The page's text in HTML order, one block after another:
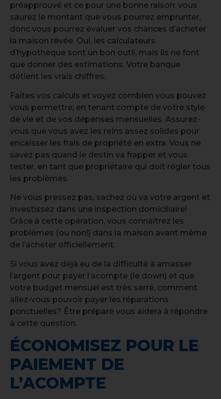
préapprouvé et ce pour une bonne raison: vous
saurez le montant que vous pourrez emprunter,
donc vous pourrez évaluer vos chances d’acheter
la maison rêvée. Oui, les calculateurs
d’hypothèque sont un bon outil, mais ils ne font
que donner des estimations. Votre banque
détient les vrais chiffres.
Faites vos calculs et voyez combien vous pouvez
vous permettre, en tenant compte de votre style
de vie et de vos dépenses mensuelles. Assurez-
vous que vous avez les reins assez solides pour
encaisser les frais de propriété en extra. Vous ne
savez pas quand le destin va frapper et vous
tester, en tant que propriétaire qui doit régler tous
les problèmes.
Ne vous pressez pas, sachez où va votre argent et
investissez dans une inspection domiciliaire!
Grâce à cette opération, vous connaîtrez les
problèmes (ou non!) dans la maison avant même
de l’acheter officiellement.
Si vous avez déjà eu de la difficulté à amasser
l’argent pour payer l’acompte (le down) et que
votre budget mensuel est très serré, comment
allez-vous pouvoir payer les réparations
ponctuelles? Être préparé vous aidera à répondre
à cette question.
ÉCONOMISEZ POUR LE
PAIEMENT DE
L’ACOMPTE